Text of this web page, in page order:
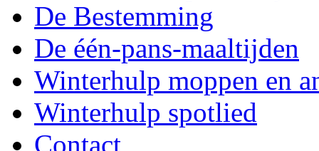
De Bestemming
De één-pans-maaltijden
Winterhulp moppen en
Winterhulp spotlied
Contact